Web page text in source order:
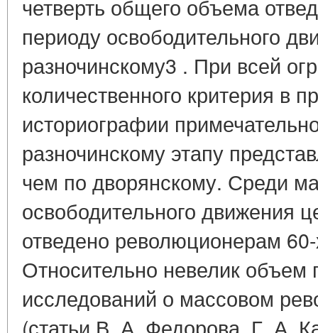
четверть общего объема
периоду освободительного
разночинскому3 . При всей
количественного критерия в
историографии
разночинскому этапу
чем по дворянскому. Среди
освободительного движения
отведено революционерам
Относительно невелик
исследований о массовом
(статьи В. А. Федорова, Г. А.